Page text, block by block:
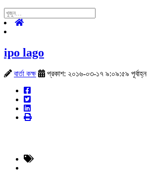
ipo lago
বার্তা কক্ষ প্রকাশ: ২০১৬-০৩-১৭ ৯:০৯:৫৯ পূর্বাহ্ন